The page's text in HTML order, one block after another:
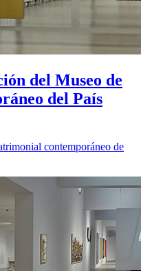
del Museo de
del País
contemporáneo de